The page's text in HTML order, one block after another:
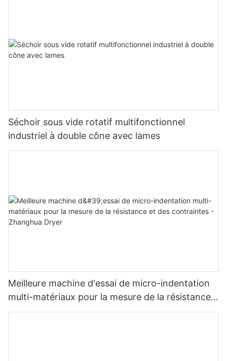
Séchoir sous vide rotatif multifonctionnel
industriel à double cône avec lames
Meilleure machine d'essai de micro-indentation
multi-matériaux pour la mesure de la résistance
et des contraintes - Zhanghua Dryer